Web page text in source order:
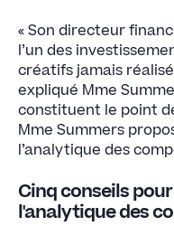
« Son directeur
l’un des
créatifs jamais
expliqué Mme
constituent le point
Mme Summers
l’analytique des
Cinq conseils
l'analytique des